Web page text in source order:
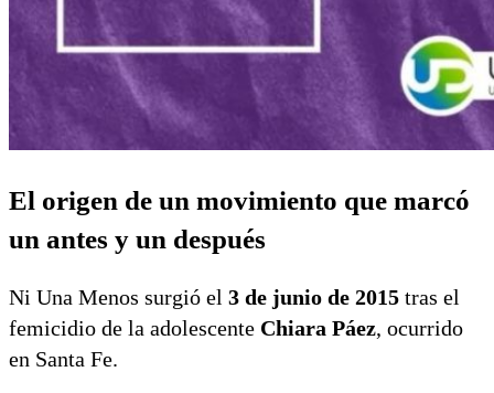
El origen de un movimiento que marcó
un antes y un después
Ni Una Menos surgió el 3 de junio de 2015 tras el
femicidio de la adolescente Chiara Páez, ocurrido
en Santa Fe.